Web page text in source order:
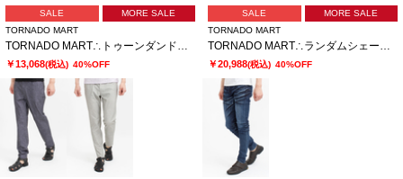
SALE
MORE SALE
TORNADO MART
￥13,068(税込) 40%OFF
SALE
MORE SALE
TORNADO MART
￥20,988(税込) 40%OFF